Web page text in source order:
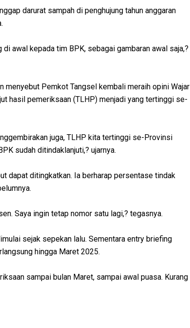
darurat sampah di penghujung tahun anggaran
awal kepada tim BPK, sebagai gambaran awal saja,?
menyebut Pemkot Tangsel kembali meraih opini Wajar
hasil pemeriksaan (TLHP) menjadi yang tertinggi se-
juga, TLHP kita tertinggi se-Provinsi
sudah ditindaklanjuti,? ujarnya.
dapat ditingkatkan. Ia berharap persentase tindak
Saya ingin tetap nomor satu lagi,? tegasnya.
sejak sepekan lalu. Sementara entry briefing
hingga Maret 2025.
sampai bulan Maret, sampai awal puasa. Kurang